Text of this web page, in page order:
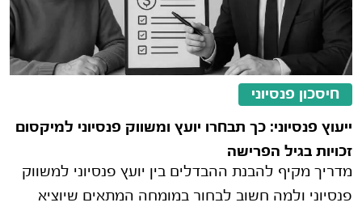
חיסכון פנסיוני
ייעוץ פנסיוני: כך תבחרו יועץ ומשווק פנסיוני למיקסום
זכויות בגיל הפרישה
מדריך מקיף להבנת ההבדלים בין יועץ פנסיוני למשווק
פנסיוני ולמה חשוב לבחור במומחה המתאים שיוציא